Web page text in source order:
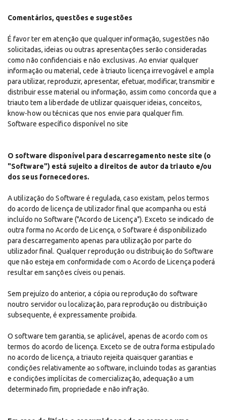
Comentários, questões e sugestões
É favor ter em atenção que qualquer informação, sugestões não
solicitadas, ideias ou outras apresentações serão consideradas
como não confidenciais e não exclusivas. Ao enviar qualquer
informação ou material, cede à triauto licença irrevogável e ampla
para utilizar, reproduzir, apresentar, efetuar, modificar, transmitir e
distribuir esse material ou informação, assim como concorda que a
triauto tem a liberdade de utilizar quaisquer ideias, conceitos,
know-how ou técnicas que nos envie para qualquer fim.
Software específico disponível no site
O software disponível para descarregamento neste site (o
"Software") está sujeito a direitos de autor da triauto e/ou
dos seus fornecedores.
A utilização do Software é regulada, caso existam, pelos termos
do acordo de licença de utilizador final que acompanha ou está
incluído no Software ("Acordo de Licença"). Exceto se indicado de
outra forma no Acordo de Licença, o Software é disponibilizado
para descarregamento apenas para utilização por parte do
utilizador final. Qualquer reprodução ou distribuição do Software
que não esteja em conformidade com o Acordo de Licença poderá
resultar em sanções cíveis ou penais.
Sem prejuízo do anterior, a cópia ou reprodução do software
noutro servidor ou localização, para reprodução ou distribuição
subsequente, é expressamente proibida.
O software tem garantia, se aplicável, apenas de acordo com os
termos do acordo de licença. Exceto se de outra forma estipulado
no acordo de licença, a triauto rejeita quaisquer garantias e
condições relativamente ao software, incluindo todas as garantias
e condições implícitas de comercialização, adequação a um
determinado fim, propriedade e não infração.